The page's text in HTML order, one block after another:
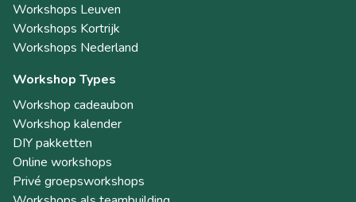
Workshops Leuven
Workshops Kortrijk
Workshops Nederland
Workshop Types
Workshop cadeaubon
Workshop kalender
DIY pakketten
Online workshops
Privé groepsworkshops